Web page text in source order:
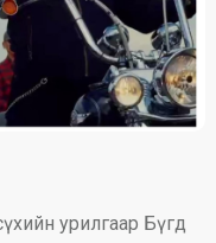
урилгаар Бүгд